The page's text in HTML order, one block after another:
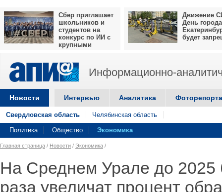
Сбер приглашает
школьников и
студентов на
конкурс по ИИ с
крупными
Движение
День города
будет
Информационно-
Новости Интервью Аналитика
Свердловская область Челябинская область
Политика Общество Экономика
Главная страница / Новости / Экономика /
На Среднем Урале до 2025
раза увеличат процент